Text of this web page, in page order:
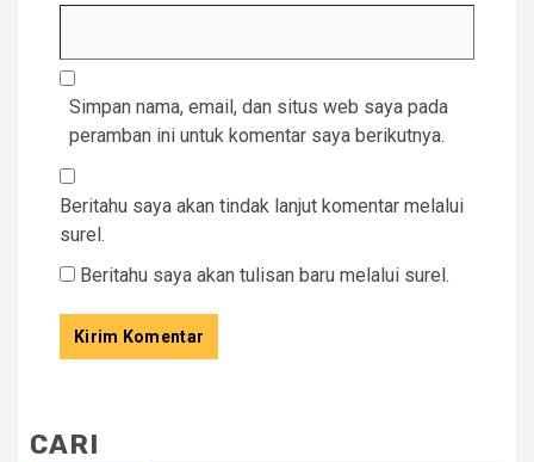
Simpan nama, email, dan situs web saya pada
peramban ini untuk komentar saya berikutnya.
Beritahu saya akan tindak lanjut komentar melalui
surel.
Beritahu saya akan tulisan baru melalui surel.
CARI